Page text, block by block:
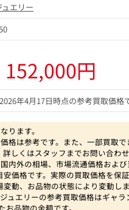
ュエリー
152,000円
年4月17日時点の参考買取価格
ります。
格は参考です。また、一部買取で
しくはスタッフまでお問い合わせ
内外の相場、市場流通価格およ
安価格です。実際の買取価格を保
動、お品物の状態により変動しま
ュエリーの参考買取価格はギャラ